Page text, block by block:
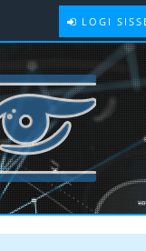
LOGI